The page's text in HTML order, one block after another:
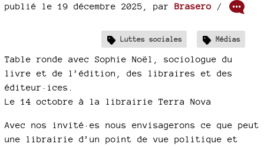
publié le 19 décembre 2025 par Brasero /
Luttes sociales Médias
Table ronde avec Sophie Noël, sociologue du
livre et de l’édition, des libraires et des
éditeur·ices.
Le 14 octobre à la librairie Terra Nova
Avec nos invité·es nous envisagerons ce que peut
une librairie d’un point de vue politique et